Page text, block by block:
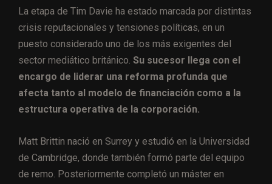
La etapa de Tim Davie ha estado marcada por distintas
crisis reputacionales y tensiones políticas, en un
puesto considerado uno de los más exigentes del
sector mediático británico. Su sucesor llega con el
encargo de liderar una reforma profunda que
afecta tanto al modelo de financiación como a la
estructura operativa de la corporación.
Matt Brittin nació en Surrey y estudió en la Universidad
de Cambridge, donde también formó parte del equipo
de remo. Posteriormente completó un máster en